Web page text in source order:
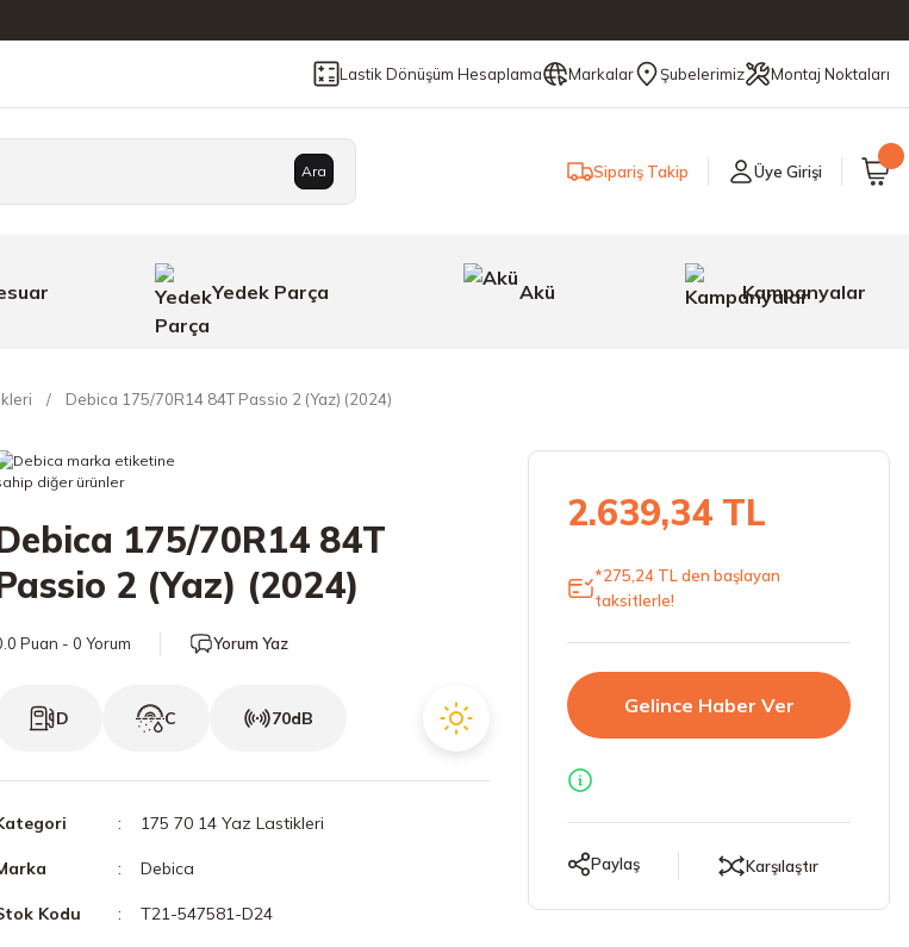
Lastik Dönüşüm Hesaplama Markalar Şubelerimiz Montaj Noktaları
Ara Sipariş Takip Üye Girişi
Yedek Parça Akü Kampanyalar
Debica 175/70R14 84T Passio 2 (Yaz) (2024)
175/70R14 84T
2 (Yaz) (2024)
Puan - 0 Yorum Yorum Yaz
D C 70dB
175 70 14 Yaz Lastikleri
Debica
Kodu T21-547581-D24
2.639,34 TL
*275,24 TL den başlayan
taksitlerle!
Gelince Haber Ver
Paylaş Karşılaştır